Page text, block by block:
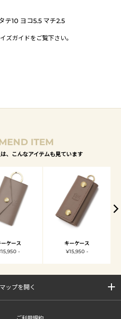
テ10 ヨコ5.5 マチ2.5
ズガイドをご覧下さい。
ITEM
、こんなアイテムも見ています
ーケース
-
キーケース
¥15,950 -
ップを開く